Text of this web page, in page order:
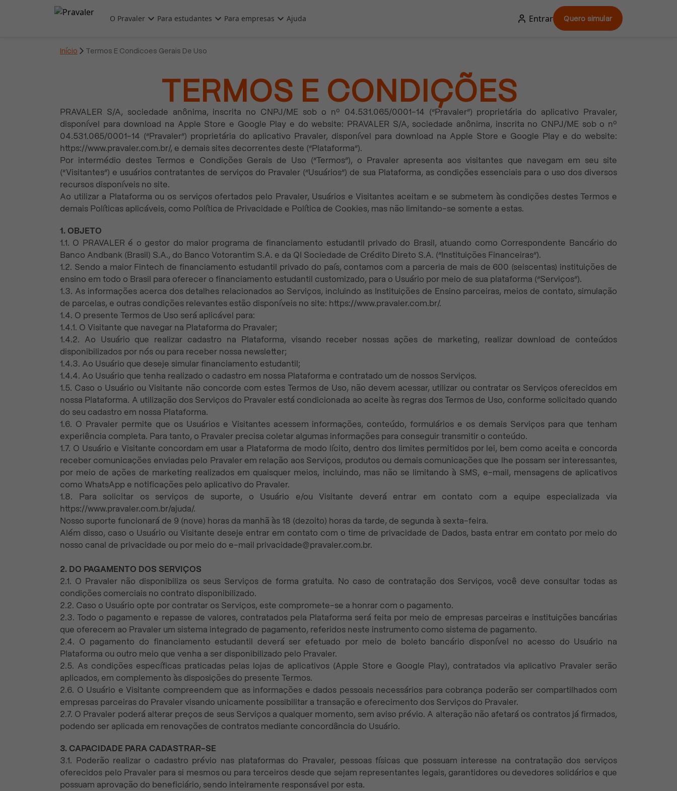
Pular para o conteúdo principal
O Pravaler Para estudantes Para empresas Ajuda Entrar Quero simular
Início  Termos E Condicoes Gerais De Uso
TERMOS E CONDIÇÕES
PRAVALER S/A, sociedade anônima, inscrita no CNPJ/ME sob o nº 04.531.065/0001-14 (“Pravaler”) proprietária do aplicativo Pravaler,
disponível para download na Apple Store e Google Play e do website: PRAVALER S/A, sociedade anônima, inscrita no CNPJ/ME sob o nº
04.531.065/0001-14 (“Pravaler”) proprietária do aplicativo Pravaler, disponível para download na Apple Store e Google Play e do website:
https://www.pravaler.com.br/, e demais sites decorrentes deste (“Plataforma”).
Por intermédio destes Termos e Condições Gerais de Uso (“Termos”), o Pravaler apresenta aos visitantes que navegam em seu site
(“Visitantes”) e usuários contratantes de serviços do Pravaler (“Usuários”) de sua Plataforma, as condições essenciais para o uso dos diversos
recursos disponíveis no site.
Ao utilizar a Plataforma ou os serviços ofertados pelo Pravaler, Usuários e Visitantes aceitam e se submetem às condições destes Termos e
demais Políticas aplicáveis, como Política de Privacidade e Política de Cookies, mas não limitando-se somente a estas.
1. OBJETO
1.1. O PRAVALER é o gestor do maior programa de financiamento estudantil privado do Brasil, atuando como Correspondente Bancário do
Banco Andbank (Brasil) S.A., do Banco Votorantim S.A. e da QI Sociedade de Crédito Direto S.A. (“Instituições Financeiras”).
1.2. Sendo a maior Fintech de financiamento estudantil privado do país, contamos com a parceria de mais de 600 (seiscentas) instituições de
ensino em todo o Brasil para oferecer o financiamento estudantil customizado, para o Usuário por meio de sua plataforma (“Serviços”).
1.3. As informações acerca dos detalhes relacionados ao Serviços, incluindo as Instituições de Ensino parceiras, meios de contato, simulação
de parcelas, e outras condições relevantes estão disponíveis no site: https://www.pravaler.com.br/.
1.4. O presente Termos de Uso será aplicável para:
1.4.1. O Visitante que navegar na Plataforma do Pravaler;
1.4.2. Ao Usuário que realizar cadastro na Plataforma, visando receber nossas ações de marketing, realizar download de conteúdos
disponibilizados por nós ou para receber nossa newsletter;
1.4.3. Ao Usuário que deseje simular financiamento estudantil;
1.4.4. Ao Usuário que tenha realizado o cadastro em nossa Plataforma e contratado um de nossos Serviços.
1.5. Caso o Usuário ou Visitante não concorde com estes Termos de Uso, não devem acessar, utilizar ou contratar os Serviços oferecidos em
nossa Plataforma. A utilização dos Serviços do Pravaler está condicionada ao aceite às regras dos Termos de Uso, conforme solicitado quando
do seu cadastro em nossa Plataforma.
1.6. O Pravaler permite que os Usuários e Visitantes acessem informações, conteúdo, formulários e os demais Serviços para que tenham
experiência completa. Para tanto, o Pravaler precisa coletar algumas informações para conseguir transmitir o conteúdo.
1.7. O Usuário e Visitante concordam em usar a Plataforma de modo lícito, dentro dos limites permitidos por lei, bem como aceita e concorda
receber comunicações enviadas pelo Pravaler em relação aos Serviços, produtos ou demais comunicações que lhe possam ser interessantes,
por meio de ações de marketing realizados em quaisquer meios, incluindo, mas não se limitando à SMS, e-mail, mensagens de aplicativos
como WhatsApp e notificações pelo aplicativo do Pravaler.
1.8. Para solicitar os serviços de suporte, o Usuário e/ou Visitante deverá entrar em contato com a equipe especializada via
https://www.pravaler.com.br/ajuda/.
Nosso suporte funcionará de 9 (nove) horas da manhã às 18 (dezoito) horas da tarde, de segunda à sexta-feira.
Além disso, caso o Usuário ou Visitante deseje entrar em contato com o time de privacidade de Dados, basta entrar em contato por meio do
nosso canal de privacidade ou por meio do e-mail privacidade@pravaler.com.br.
2. DO PAGAMENTO DOS SERVIÇOS
2.1. O Pravaler não disponibiliza os seus Serviços de forma gratuita. No caso de contratação dos Serviços, você deve consultar todas as
condições comerciais no contrato disponibilizado.
2.2. Caso o Usuário opte por contratar os Serviços, este compromete-se a honrar com o pagamento.
2.3. Todo o pagamento e repasse de valores, contratados pela Plataforma será feita por meio de empresas parceiras e instituições bancárias
que oferecem ao Pravaler um sistema integrado de pagamento, referidos neste instrumento como sistema de pagamento.
2.4. O pagamento do financiamento estudantil deverá ser efetuado por meio de boleto bancário disponível no acesso do Usuário na
Plataforma ou outro meio que venha a ser disponibilizado pelo Pravaler.
2.5. As condições específicas praticadas pelas lojas de aplicativos (Apple Store e Google Play), contratados via aplicativo Pravaler serão
aplicados, em complemento às disposições do presente Termos.
2.6. O Usuário e Visitante compreendem que as informações e dados pessoais necessários para cobrança poderão ser compartilhados com
empresas parceiras do Pravaler visando unicamente possibilitar a transação e oferecimento dos Serviços do Pravaler.
2.7. O Pravaler poderá alterar preços de seus Serviços a qualquer momento, sem aviso prévio. A alteração não afetará os contratos já firmados,
podendo ser aplicada em renovações de contratos mediante concordância do Usuário.
3. CAPACIDADE PARA CADASTRAR-SE
3.1. Poderão realizar o cadastro prévio nas plataformas do Pravaler, pessoas físicas que possuam interesse na contratação dos serviços
oferecidos pelo Pravaler para si mesmos ou para terceiros desde que sejam representantes legais, garantidores ou devedores solidários e que
possuam aprovação do beneficiário, sendo inteiramente responsável por esta.